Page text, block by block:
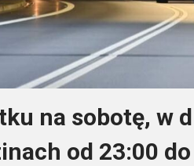
na sobotę, w
od 23:00